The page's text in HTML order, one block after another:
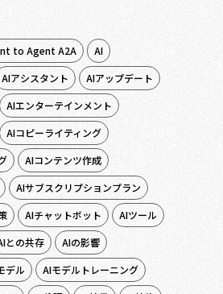
to Agent A2A
AI
AIアシスタント
AIアップデート
AIエンターテインメント
AIコピーライティング
AIコンテンツ作成
AIサブスクリプションプラン
AIチャットボット
AIツール
との共存
AIの影響
デル
AIモデルトレーニング